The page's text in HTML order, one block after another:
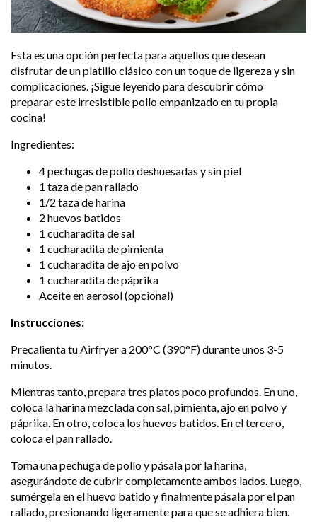
Esta es una opción perfecta para aquellos que desean
disfrutar de un platillo clásico con un toque de ligereza y sin
complicaciones. ¡Sigue leyendo para descubrir cómo
preparar este irresistible pollo empanizado en tu propia
cocina!
Ingredientes:
4 pechugas de pollo deshuesadas y sin piel
1 taza de pan rallado
1/2 taza de harina
2 huevos batidos
1 cucharadita de sal
1 cucharadita de pimienta
1 cucharadita de ajo en polvo
1 cucharadita de páprika
Aceite en aerosol (opcional)
Instrucciones:
Precalienta tu Airfryer a 200°C (390°F) durante unos 3-5
minutos.
Mientras tanto, prepara tres platos poco profundos. En uno,
coloca la harina mezclada con sal, pimienta, ajo en polvo y
páprika. En otro, coloca los huevos batidos. En el tercero,
coloca el pan rallado.
Toma una pechuga de pollo y pásala por la harina,
asegurándote de cubrir completamente ambos lados. Luego,
sumérgela en el huevo batido y finalmente pásala por el pan
rallado, presionando ligeramente para que se adhiera bien.